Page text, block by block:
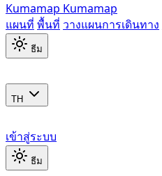
Kumamap Kumamap
แผนที่ พื้นที่ วางแผนการเดินทาง
ธีม
TH
เข้าสู่ระบบ
ธีม